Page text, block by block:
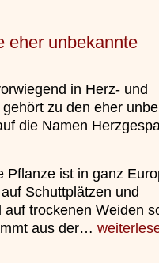
eher unbekannte
in Herz- und
zu den eher
die Namen
Pflanze ist in ganz
Schuttplätzen und
trockenen Weiden
aus der…